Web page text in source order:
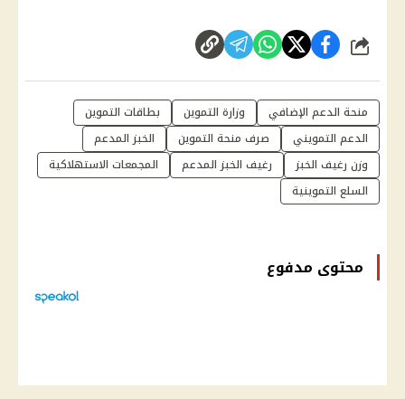
شارك
منحة الدعم الإضافي وزارة التموين
بطاقات التموين
الدعم التمويني
صرف منحة التموين
الخبز المدعم
وزن رغيف الخبز
رغيف الخبز المدعم
المجمعات الاستهلاكية
السلع التموينية
محتوى مدفوع